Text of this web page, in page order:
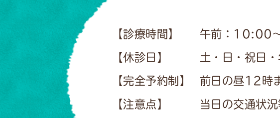
【診療時間】 午前：10:00
【休診日】 土・日・祝日
【完全予約制】 前日の昼12時
【注意点】
当日の交通状